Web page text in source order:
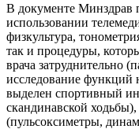
В документе Минздрав
использовании
физкультура,
так и процедуры,
врача затруднительно
исследование функций
выделен спортивный
скандинавской
(пульсоксиметры,